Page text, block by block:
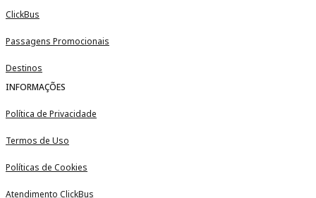
ClickBus
Passagens Promocionais
Destinos
INFORMAÇÕES
Política de Privacidade
Termos de Uso
Políticas de Cookies
Atendimento ClickBus